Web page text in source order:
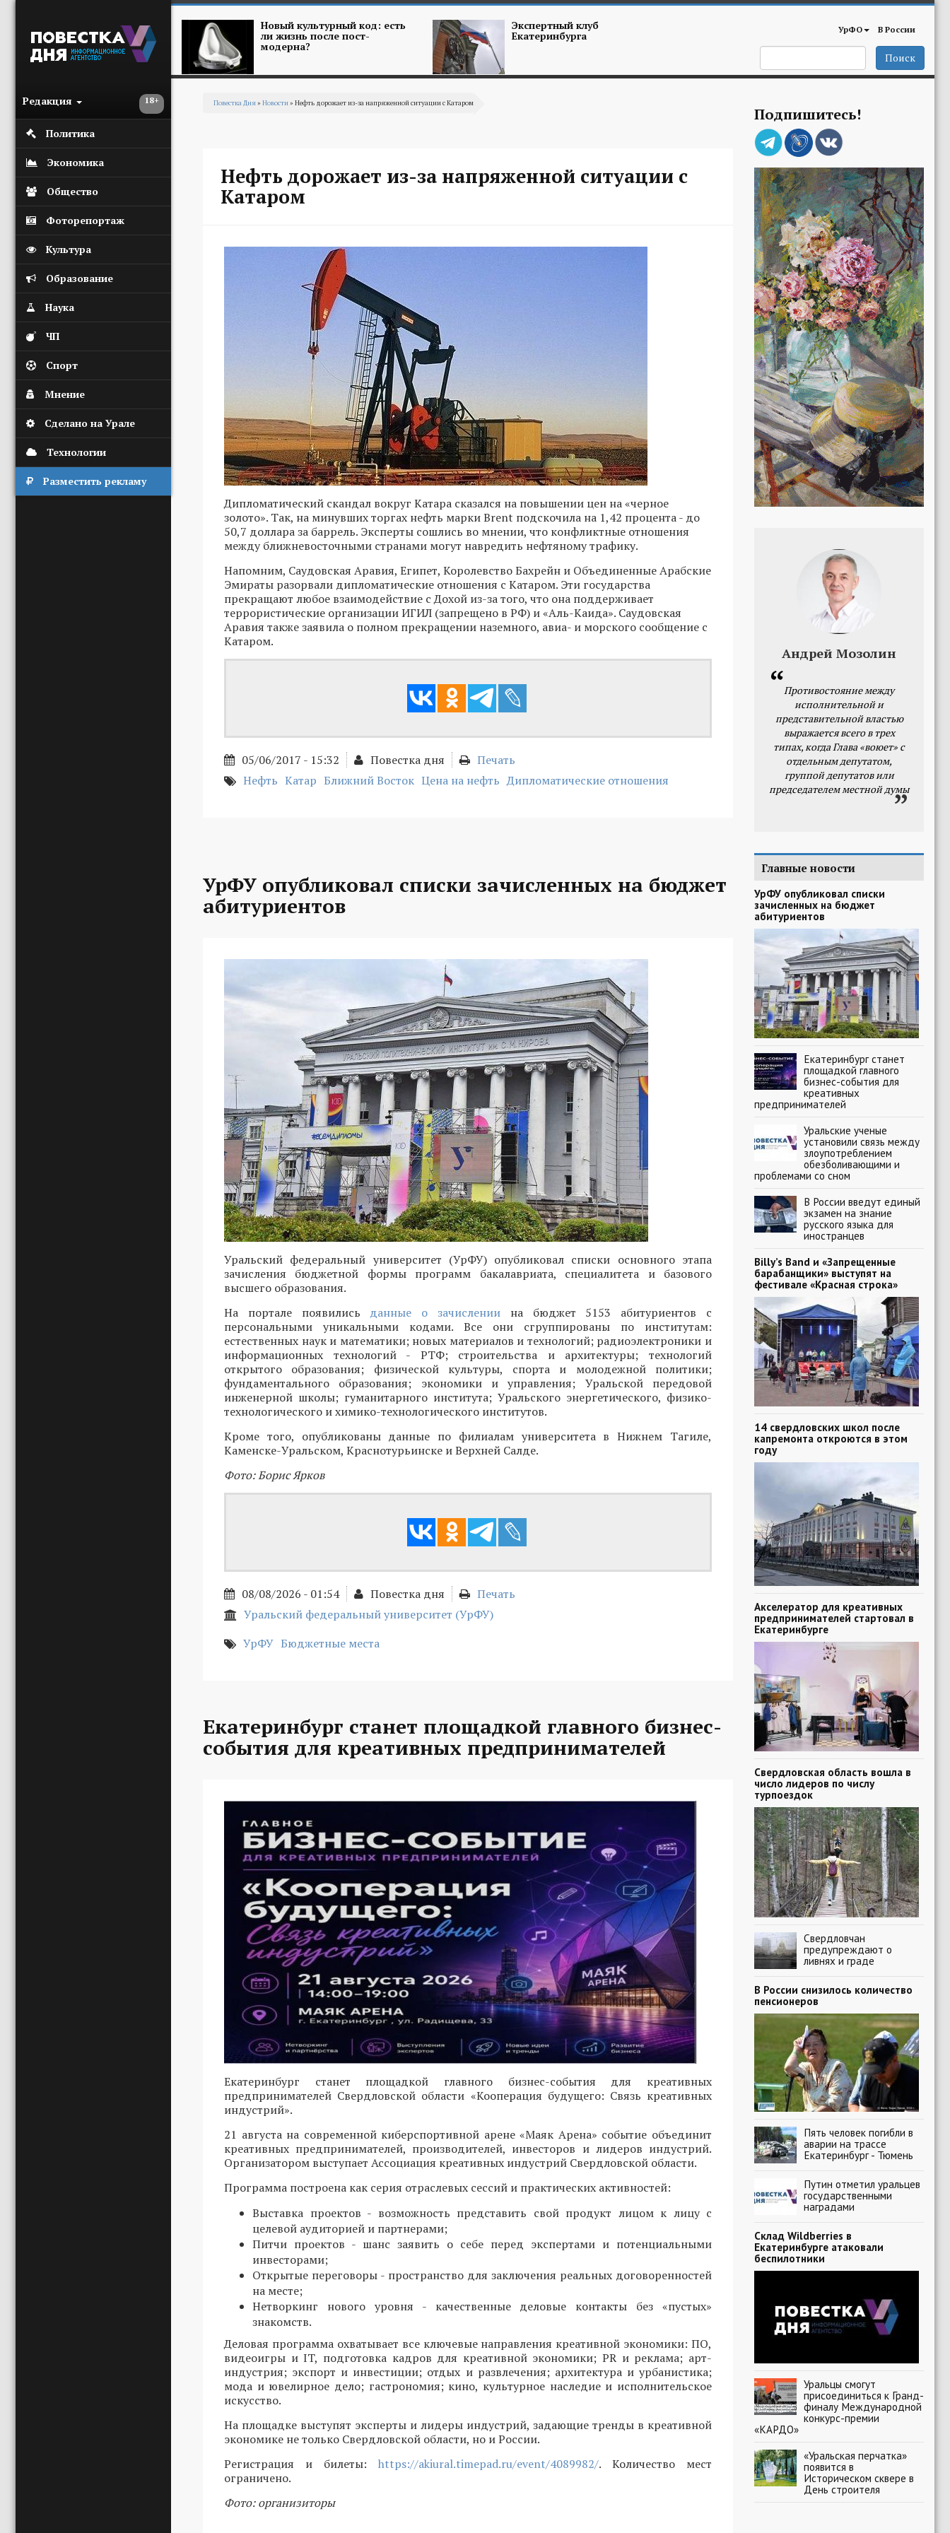
18+
Редакция
Политика
Экономика
Общество
Фоторепортаж
Культура
Образование
Наука
ЧП
Спорт
Мнение
Сделано на Урале
Технологии
Разместить рекламу
Новый культурный код: есть
ли жизнь после пост-
модерна?
Экспертный клуб
Екатеринбурга УрФО В России
Поиск
Повестка Дня» Новости» Нефть дорожает из-за напряженной ситуации с Катаром
Нефть дорожает из-за напряженной ситуации с
Катаром
Дипломатический скандал вокруг Катара сказался на повышении цен на «черное
золото». Так, на минувших торгах нефть марки Brent подскочила на 1,42 процента - до
50,7 доллара за баррель. Эксперты сошлись во мнении, что конфликтные отношения
между ближневосточными странами могут навредить нефтяному трафику.
Напомним, Саудовская Аравия, Египет, Королевство Бахрейн и Объединенные Арабские
Эмираты разорвали дипломатические отношения с Катаром. Эти государства
прекращают любое взаимодействие с Дохой из-за того, что она поддерживает
террористические организации ИГИЛ (запрещено в РФ) и «Аль-Каида». Саудовская
Аравия также заявила о полном прекращении наземного, авиа- и морского сообщение с
Катаром.
05/06/2017 - 15:32 Повестка дня
Печать
Нефть Катар Ближний Восток Цена на нефть Дипломатические отношения
УрФУ опубликовал списки зачисленных на бюджет
абитуриентов
Уральский федеральный университет (УрФУ) опубликовал списки основного этапа
зачисления бюджетной формы программ бакалавриата, специалитета и базового
высшего образования.
На портале появились данные о зачислении на бюджет 5153 абитуриентов с
персональными уникальными кодами. Все они сгруппированы по институтам:
естественных наук и математики; новых материалов и технологий; радиоэлектроники и
информационных технологий - РТФ; строительства и архитектуры; технологий
открытого образования; физической культуры, спорта и молодежной политики;
фундаментального образования; экономики и управления; Уральской передовой
инженерной школы; гуманитарного института; Уральского энергетического, физико-
технологического и химико-технологического институтов.
Кроме того, опубликованы данные по филиалам университета в Нижнем Тагиле,
Каменске-Уральском, Краснотурьинске и Верхней Салде.
Фото: Борис Ярков
08/08/2026 - 01:54 Повестка дня
Печать
Уральский федеральный университет (УрФУ)
УрФУ Бюджетные места
Екатеринбург станет площадкой главного бизнес-
события для креативных предпринимателей
Екатеринбург станет площадкой главного бизнес-события для креативных
предпринимателей Свердловской области «Кооперация будущего: Связь креативных
индустрий».
21 августа на современной киберспортивной арене «Маяк Арена» событие объединит
креативных предпринимателей, производителей, инвесторов и лидеров индустрий.
Организатором выступает Ассоциация креативных индустрий Свердловской области.
Программа построена как серия отраслевых сессий и практических активностей:
Выставка проектов - возможность представить свой продукт лицом к лицу с
целевой аудиторией и партнерами;
Питчи проектов - шанс заявить о себе перед экспертами и потенциальными
инвесторами;
Открытые переговоры - пространство для заключения реальных договоренностей
на месте;
Нетворкинг нового уровня - качественные деловые контакты без «пустых»
знакомств.
Деловая программа охватывает все ключевые направления креативной экономики: ПО,
видеоигры и IT, подготовка кадров для креативной экономики; PR и реклама; арт-
индустрия; экспорт и инвестиции; отдых и развлечения; архитектура и урбанистика;
мода и ювелирное дело; гастрономия; кино, культурное наследие и исполнительское
искусство.
На площадке выступят эксперты и лидеры индустрий, задающие тренды в креативной
экономике не только Свердловской области, но и России.
Регистрация и билеты: https://akiural.timepad.ru/event/4089982/. Количество мест
ограничено.
Фото: организиторы
Подпишитесь!
Андрей Мозолин
Противостояние между
исполнительной и
представительной властью
выражается всего в трех
типах, когда Глава «воюет» с
отдельным депутатом,
группой депутатов или
председателем местной думы
Главные новости
УрФУ опубликовал списки
зачисленных на бюджет
абитуриентов
Екатеринбург станет
площадкой главного
бизнес-события для
креативных
предпринимателей
Уральские ученые
установили связь между
злоупотреблением
обезболивающими и
проблемами со сном
В России введут единый
экзамен на знание
русского языка для
иностранцев
Billy’s Band и «Запрещенные
барабанщики» выступят на
фестивале «Красная строка»
14 свердловских школ после
капремонта откроются в этом
году
Акселератор для креативных
предпринимателей стартовал в
Екатеринбурге
Свердловская область вошла в
число лидеров по числу
турпоездок
Свердловчан
предупреждают о
ливнях и граде
В России снизилось количество
пенсионеров
Пять человек погибли в
аварии на трассе
Екатеринбург - Тюмень
Путин отметил уральцев
государственными
наградами
Склад Wildberries в
Екатеринбурге атаковали
беспилотники
Уральцы смогут
присоединиться к Гранд-
финалу Международной
конкурс-премии
«КАРДО»
«Уральская перчатка»
появится в
Историческом сквере в
День строителя